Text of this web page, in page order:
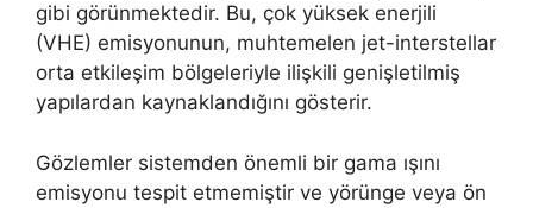
gibi görünmektedir. Bu, çok yüksek enerjili
(VHE) emisyonunun, muhtemelen jet-interstellar
orta etkileşim bölgeleriyle ilişkili genişletilmiş
yapılardan kaynaklandığını gösterir.
Gözlemler sistemden önemli bir gama ışını
emisyonu tespit etmemiştir ve yörünge veya ön